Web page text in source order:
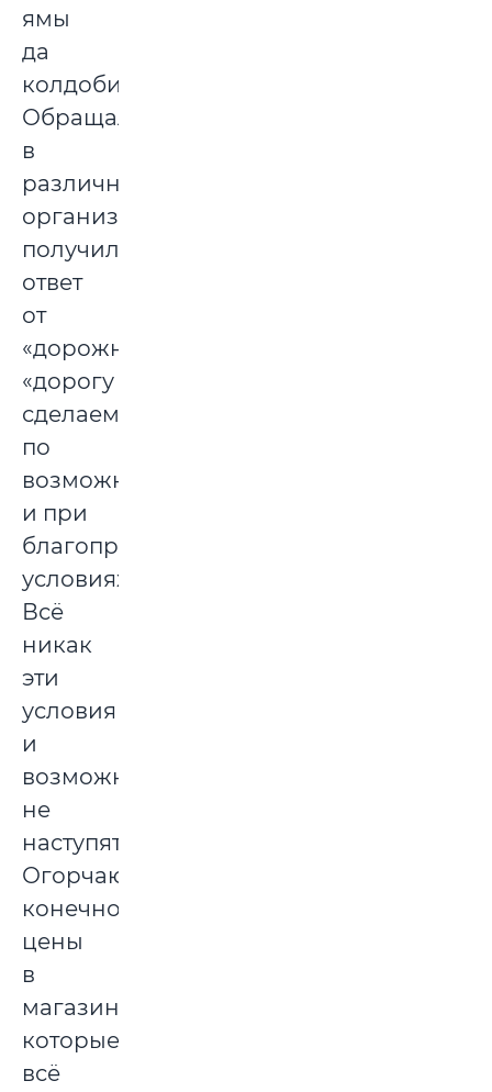
ямы
да
колдобины.
Обращались
в
различные
организации,
получили
ответ
от
«дорожников»:
«дорогу
сделаем
по
возможности
и при
благоприятных
условиях».
Всё
никак
эти
условия
и
возможности
не
наступят.
Огорчают,
конечно,
цены
в
магазинах,
которые
всё